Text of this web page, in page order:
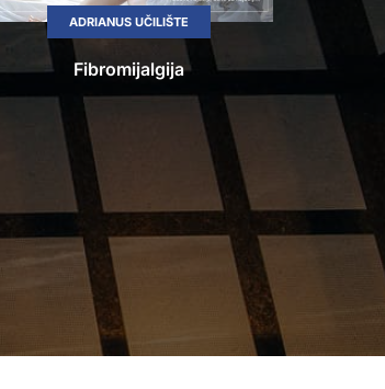
ADRIANUS UČILIŠTE
Fibromijalgija